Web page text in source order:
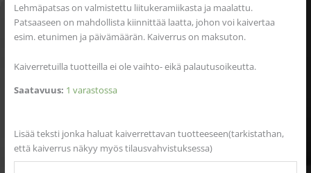
Lehmäpatsas on valmistettu liitukeramiikasta ja maalattu.
Patsaaseen on mahdollista kiinnittää laatta, johon voi kaivertaa
esim. etunimen ja päivämäärän. Kaiverrus on maksuton.
Kaiverretuilla tuotteilla ei ole vaihto- eikä palautusoikeutta.
Saatavuus: 1 varastossa
Lisää teksti jonka haluat kaiverrettavan tuotteeseen(tarkistathan,
että kaiverrus näkyy myös tilausvahvistuksessa)